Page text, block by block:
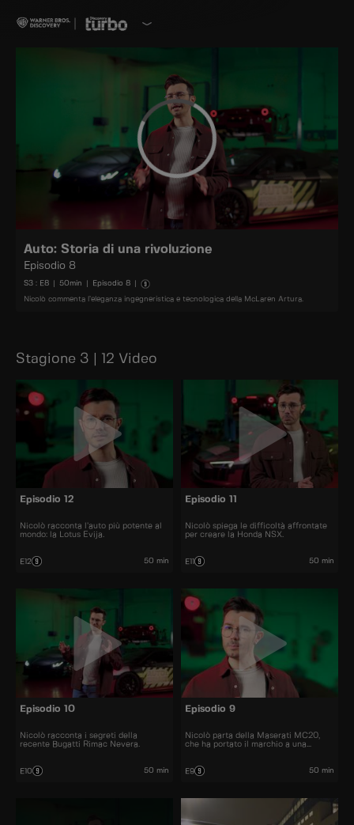
Auto: Storia di una rivoluzione
Episodio 8
S3 : E8 50min Episodio 8
Nicolò commenta l’eleganza ingegneristica e tecnologica della McLaren Artura.
Stagione 3 | 12 Video
Episodio 12
Nicolò racconta l’auto più potente al
mondo: la Lotus Evija.
E12 50 min
Episodio 11
Nicolò spiega le difficoltà affrontate
per creare la Honda NSX.
E11 50 min
Episodio 10
Nicolò racconta i segreti della
recente Bugatti Rimac Nevera.
E10 50 min
Episodio 9
Nicolò parta della Maserati MC20,
che ha portato il marchio a una
E9 50 min